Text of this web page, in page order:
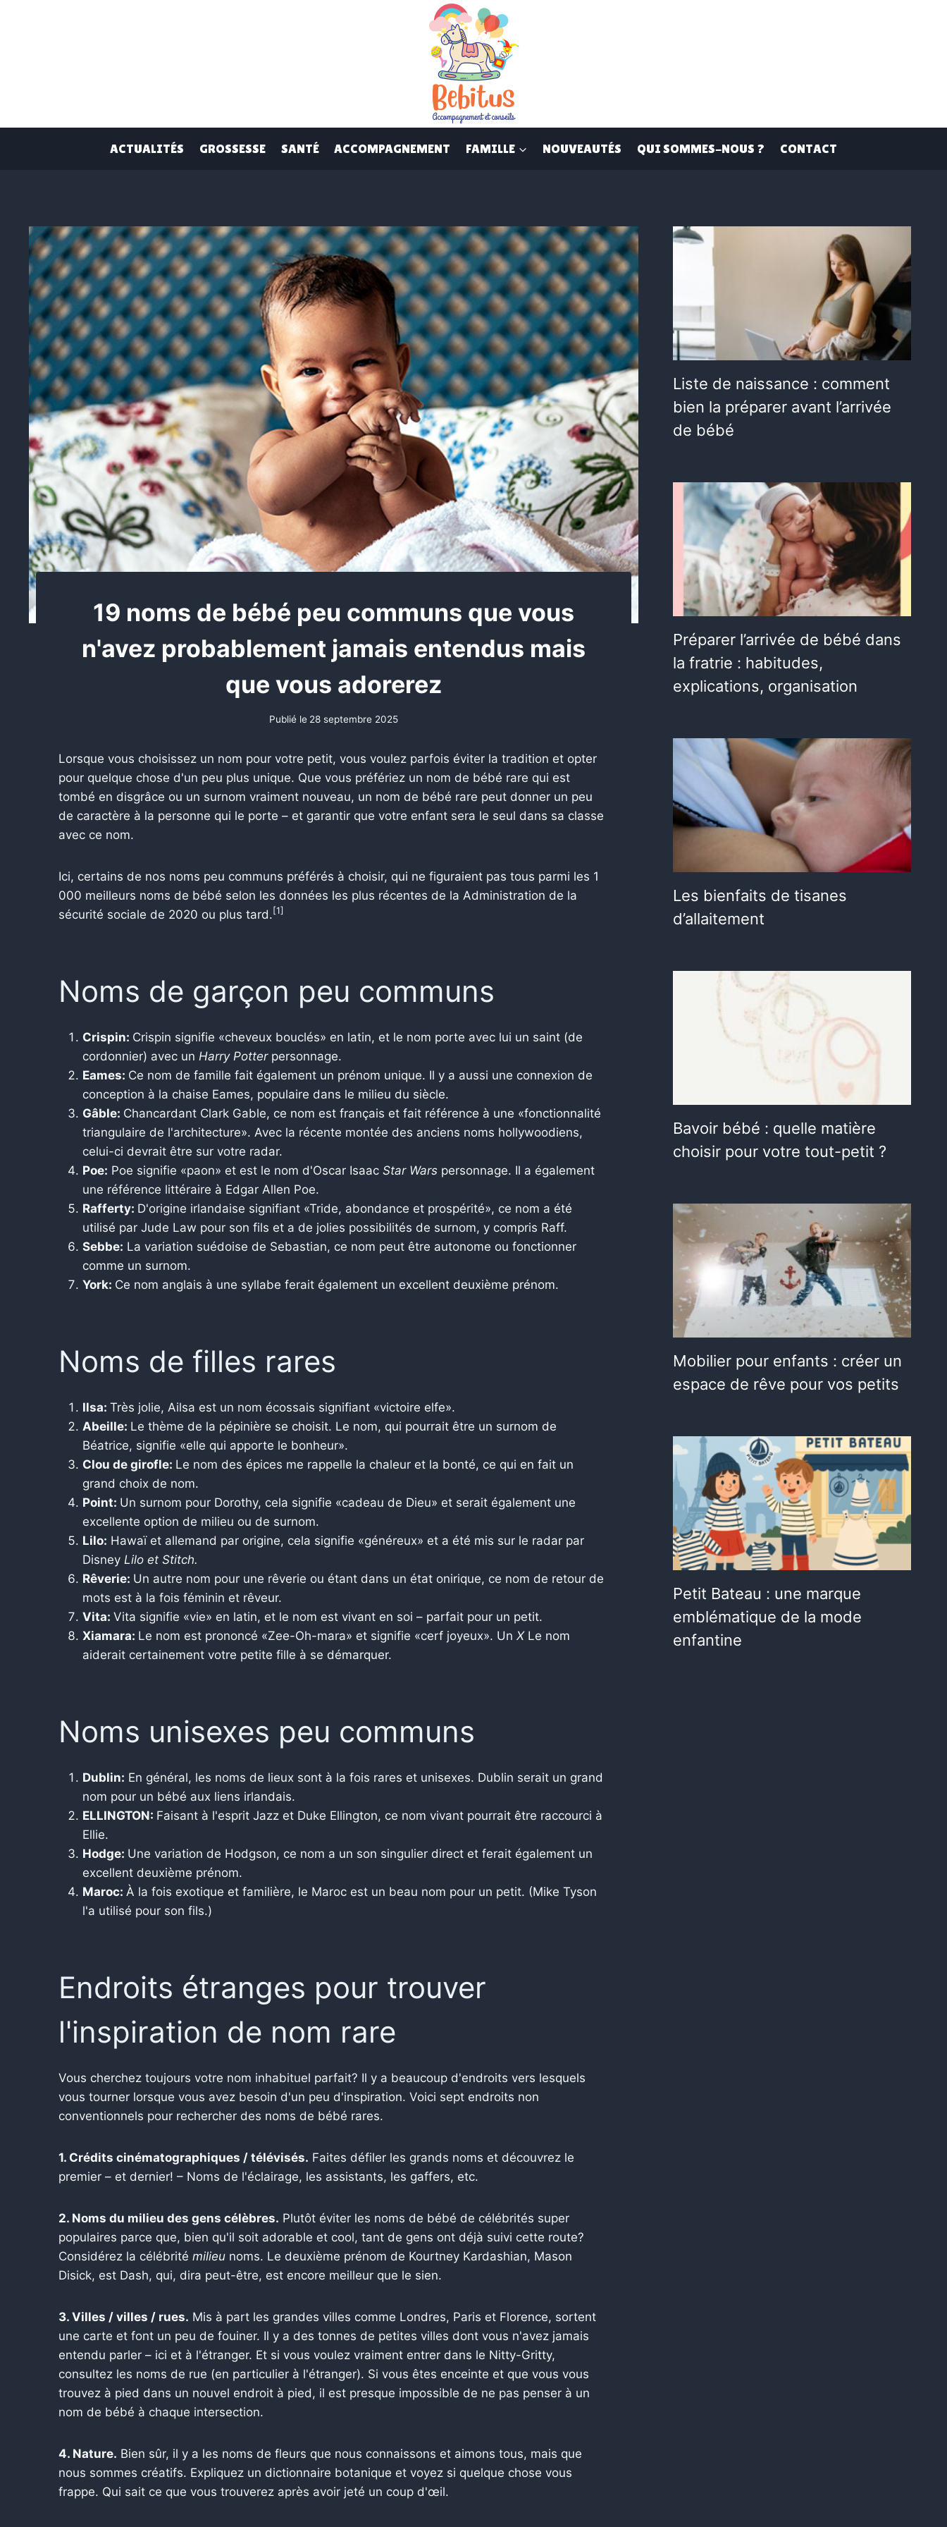
ACTUALITÉS GROSSESSE SANTÉ ACCOMPAGNEMENT FAMILLE NOUVEAUTÉS QUI SOMMES-NOUS ? CONTACT
19 noms de bébé peu communs que vous
n'avez probablement jamais entendus mais
que vous adorerez
Publié le 28 septembre 2025
Lorsque vous choisissez un nom pour votre petit, vous voulez parfois éviter la tradition et opter
pour quelque chose d'un peu plus unique. Que vous préfériez un nom de bébé rare qui est
tombé en disgrâce ou un surnom vraiment nouveau, un nom de bébé rare peut donner un peu
de caractère à la personne qui le porte – et garantir que votre enfant sera le seul dans sa classe
avec ce nom.
Ici, certains de nos noms peu communs préférés à choisir, qui ne figuraient pas tous parmi les 1
000 meilleurs noms de bébé selon les données les plus récentes de la Administration de la
sécurité sociale de 2020 ou plus tard. [1]
Noms de garçon peu communs
Crispin: Crispin signifie «cheveux bouclés» en latin, et le nom porte avec lui un saint (de
cordonnier) avec un Harry Potterpersonnage.
Eames: Ce nom de famille fait également un prénom unique. Il y a aussi une connexion de
conception à la chaise Eames, populaire dans le milieu du siècle.
Gâble: Chancardant Clark Gable, ce nom est français et fait référence à une «fonctionnalité
triangulaire de l'architecture». Avec la récente montée des anciens noms hollywoodiens,
celui-ci devrait être sur votre radar.
Poe: Poe signifie «paon» et est le nom d'Oscar Isaac Star Wars personnage. Il a également
une référence littéraire à Edgar Allen Poe.
Rafferty: D'origine irlandaise signifiant «Tride, abondance et prospérité», ce nom a été
utilisé par Jude Law pour son fils et a de jolies possibilités de surnom, y compris Raff.
Sebbe: La variation suédoise de Sebastian, ce nom peut être autonome ou fonctionner
comme un surnom.
York: Ce nom anglais à une syllabe ferait également un excellent deuxième prénom.
Noms de filles rares
Ilsa: Très jolie, Ailsa est un nom écossais signifiant «victoire elfe».
Abeille: Le thème de la pépinière se choisit. Le nom, qui pourrait être un surnom de
Béatrice, signifie «elle qui apporte le bonheur».
Clou de girofle: Le nom des épices me rappelle la chaleur et la bonté, ce qui en fait un
grand choix de nom.
Point: Un surnom pour Dorothy, cela signifie «cadeau de Dieu» et serait également une
excellente option de milieu ou de surnom.
Lilo: Hawaï et allemand par origine, cela signifie «généreux» et a été mis sur le radar par
Disney Lilo et Stitch.
Rêverie: Un autre nom pour une rêverie ou étant dans un état onirique, ce nom de retour de
mots est à la fois féminin et rêveur.
Vita: Vita signifie «vie» en latin, et le nom est vivant en soi – parfait pour un petit.
Xiamara: Le nom est prononcé «Zee-Oh-mara» et signifie «cerf joyeux». Un XLe nom
aiderait certainement votre petite fille à se démarquer.
Noms unisexes peu communs
Dublin: En général, les noms de lieux sont à la fois rares et unisexes. Dublin serait un grand
nom pour un bébé aux liens irlandais.
ELLINGTON: Faisant à l'esprit Jazz et Duke Ellington, ce nom vivant pourrait être raccourci à
Ellie.
Hodge: Une variation de Hodgson, ce nom a un son singulier direct et ferait également un
excellent deuxième prénom.
Maroc: À la fois exotique et familière, le Maroc est un beau nom pour un petit. (Mike Tyson
l'a utilisé pour son fils.)
Endroits étranges pour trouver
l'inspiration de nom rare
Vous cherchez toujours votre nom inhabituel parfait? Il y a beaucoup d'endroits vers lesquels
vous tourner lorsque vous avez besoin d'un peu d'inspiration. Voici sept endroits non
conventionnels pour rechercher des noms de bébé rares.
1. Crédits cinématographiques / télévisés. Faites défiler les grands noms et découvrez le
premier – et dernier! – Noms de l'éclairage, les assistants, les gaffers, etc.
2. Noms du milieu des gens célèbres. Plutôt éviter les noms de bébé de célébrités super
populaires parce que, bien qu'il soit adorable et cool, tant de gens ont déjà suivi cette route?
Considérez la célébrité milieu noms. Le deuxième prénom de Kourtney Kardashian, Mason
Disick, est Dash, qui, dira peut-être, est encore meilleur que le sien.
3. Villes / villes / rues. Mis à part les grandes villes comme Londres, Paris et Florence, sortent
une carte et font un peu de fouiner. Il y a des tonnes de petites villes dont vous n'avez jamais
entendu parler – ici et à l'étranger. Et si vous voulez vraiment entrer dans le Nitty-Gritty,
consultez les noms de rue (en particulier à l'étranger). Si vous êtes enceinte et que vous vous
trouvez à pied dans un nouvel endroit à pied, il est presque impossible de ne pas penser à un
nom de bébé à chaque intersection.
4. Nature. Bien sûr, il y a les noms de fleurs que nous connaissons et aimons tous, mais que
nous sommes créatifs. Expliquez un dictionnaire botanique et voyez si quelque chose vous
frappe. Qui sait ce que vous trouverez après avoir jeté un coup d'œil.
Liste de naissance : comment
bien la préparer avant l’arrivée
de bébé
Préparer l’arrivée de bébé dans
la fratrie : habitudes,
explications, organisation
Les bienfaits de tisanes
d’allaitement
Bavoir bébé : quelle matière
choisir pour votre tout-petit ?
Mobilier pour enfants : créer un
espace de rêve pour vos petits
Petit Bateau : une marque
emblématique de la mode
enfantine